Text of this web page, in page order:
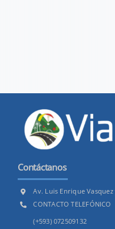
Contáctanos
Av. Luis Enrique
CONTACTO TELEFÓNICO
(+593) 072509132